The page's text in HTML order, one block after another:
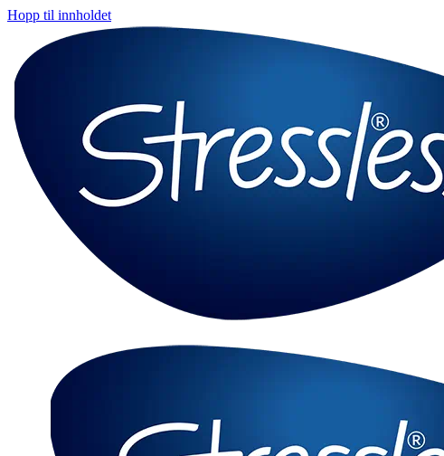
Hopp til innholdet